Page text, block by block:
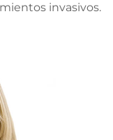
invasivos.